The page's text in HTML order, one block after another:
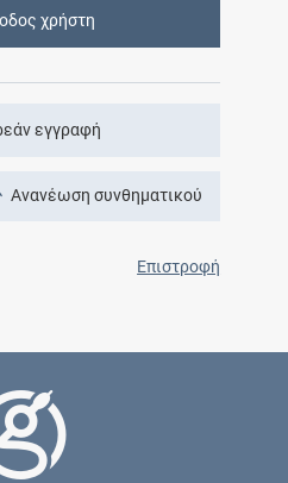
χρήστη
εγγραφή
Ανανέωση συνθηματικού
Επιστροφή